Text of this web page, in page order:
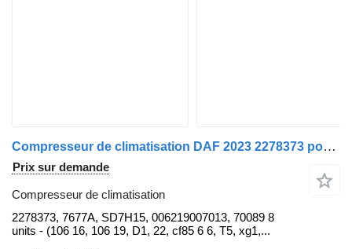
Compresseur de climatisation DAF 2023 2278373 pour tracteur routier DAF XG 480 FT
Prix sur demande
Compresseur de climatisation
2278373, 7677A, SD7H15, 006219007013, 70089 8
units - (106 16, 106 19, D1, 22, cf85 6 6, T5, xg1,...